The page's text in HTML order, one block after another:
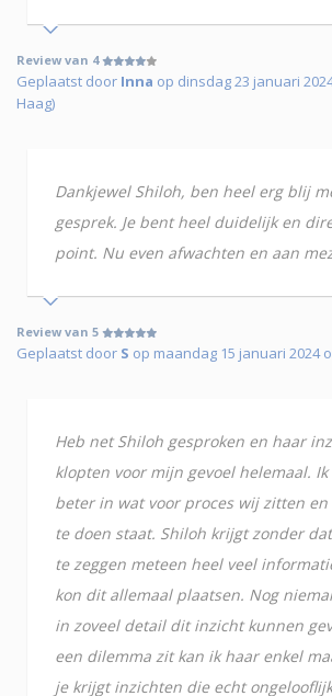
Review van 4
Geplaatst door Inna op dinsdag 23 januari
Haag)
Dankjewel Shiloh, ben heel erg blij
gesprek. Je bent heel duidelijk en
point. Nu even afwachten en aan
Review van 5
Geplaatst door S op maandag 15 januari 2024
Heb net Shiloh gesproken en haar
klopten voor mijn gevoel helemaal.
beter in wat voor proces wij zitten
te doen staat. Shiloh krijgt zonder
te zeggen meteen heel veel
kon dit allemaal plaatsen. Nog
in zoveel detail dit inzicht kunnen
een dilemma zit kan ik haar enkel
je krijgt inzichten die echt